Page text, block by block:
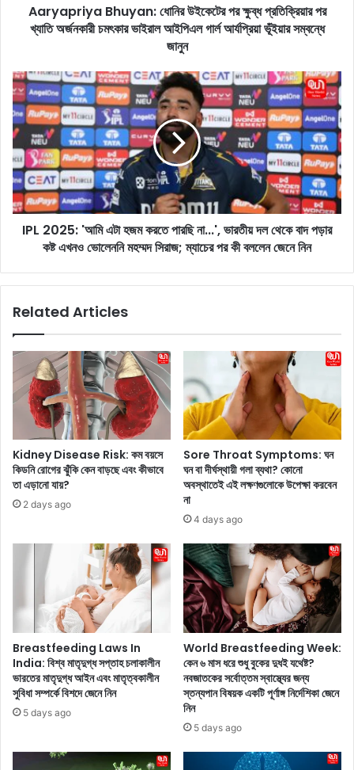
y
a
n
:
ধো
নি
র
উ
ই
প
ক্ষু
তি
ক্রি
য়া
র
খ্যা
তি
অ
র্জ
কা
র
ভা
ই
রা
ল
Aaryapriya Bhuyan: ধোনির উইকেটের পর ক্ষুব্ধ প্রতিক্রিয়ার পর
খ্যাতি অর্জনকারী চমৎকার ভাইরাল আইপিএল গার্ল আর্যপ্রিয়া ভূঁইয়ার সম্বন্ধে
জানুন
I
P
L
2
0
2
5
:
'
জ
পা
.
.
'
ভা
থে
কে
বা
দ
প
IPL 2025: 'আমি এটা হজম করতে পারছি না...', ভারতীয় দল থেকে বাদ পড়ার
কষ্ট এখনও ভোলেননি মহম্মদ সিরাজ; ম্যাচের পর কী বললেন জেনে নিন
Related Articles
Kidney Disease Risk: কম বয়সে
কিডনি রোগের ঝুঁকি কেন বাড়ছে এবং কীভাবে
তা এড়ানো যায়?
2 days ago
Sore Throat Symptoms: ঘন
ঘন বা দীর্ঘস্থায়ী গলা ব্যথা? কোনো
অবস্থাতেই এই লক্ষণগুলোকে উপেক্ষা করবেন
না
4 days ago
Breastfeeding Laws In
India: বিশ্ব মাতৃদুগ্ধ সপ্তাহ চলাকালীন
ভারতের মাতৃদুগ্ধ আইন এবং মাতৃত্বকালীন
সুবিধা সম্পর্কে বিশদে জেনে নিন
5 days ago
World Breastfeeding Week:
কেন ৬ মাস ধরে শুধু বুকের দুধই যথেষ্ট?
নবজাতকের সর্বোত্তম স্বাস্থ্যের জন্য
স্তন্যপান বিষয়ক একটি পূর্ণাঙ্গ নির্দেশিকা জেনে
নিন
5 days ago